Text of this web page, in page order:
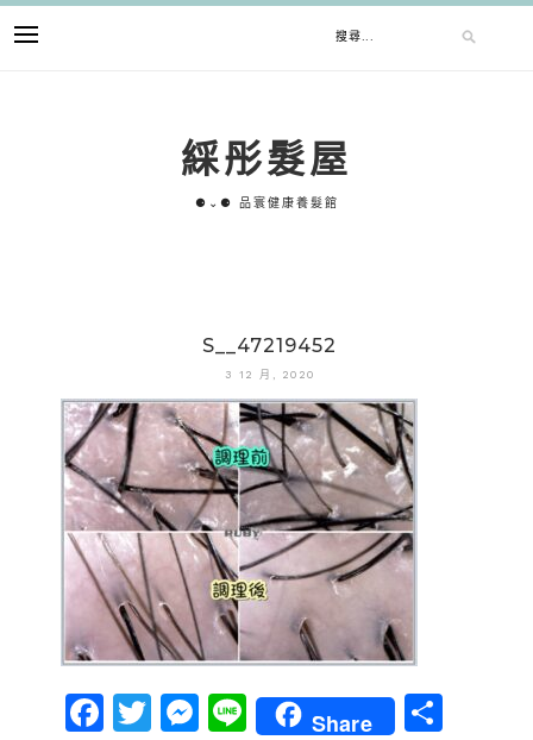
關
綵彤髮屋
⚈⌄⚈ 品寰健康養髮館
S__47219452
3 12 月, 2020
Facebook
Twitter
Messenger
LineShare
分